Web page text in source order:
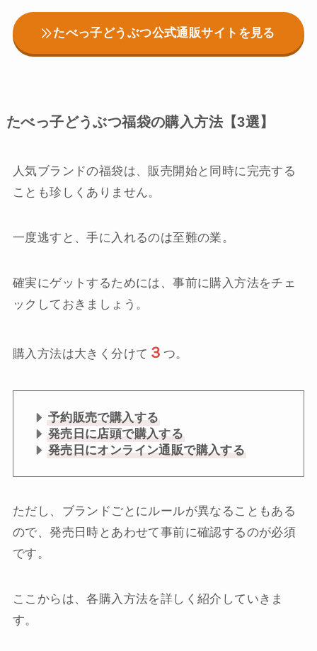
たべっ子どうぶつ公式通販サイトを見る
たべっ子どうぶつ福袋の購入方法【3選】
人気ブランドの福袋は、販売開始と同時に完売する
ことも珍しくありません。
一度逃すと、手に入れるのは至難の業。
確実にゲットするためには、事前に購入方法をチェ
ックしておきましょう。
購入方法は大きく分けて ３ つ。
予約販売で購入する
発売日に店頭で購入する
発売日にオンライン通販で購入する
ただし、ブランドごとにルールが異なることもある
ので、発売日時とあわせて事前に確認するのが必須
です。
ここからは、各購入方法を詳しく紹介していきま
す。